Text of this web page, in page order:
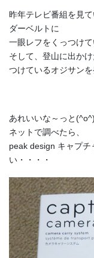
昨年テレビ番組を見
ダーベルトに
一眼レフをくっつけ
そして、登山に出か
つけているオジサンを
あれいいな～っと(^o^)
ネットで調べたら、
peak design キャプチ
い・・・・